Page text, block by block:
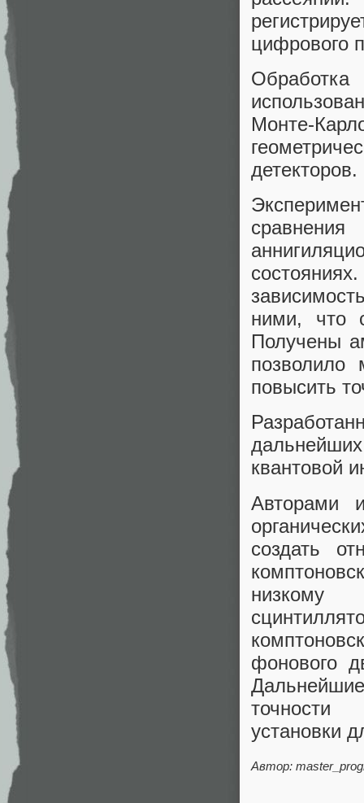
цифрового
Монте-
детекторов.
сравнения
ними, что
Получены
позволило
повысить
квантовой
Авторами
создать
низкому
фонового
точности
установки
Автор: